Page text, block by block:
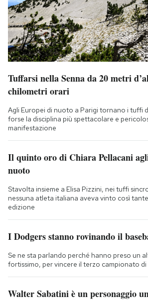
Tuffarsi nella Senna da 20 metri
chilometri orari
Agli Europei di nuoto a Parigi tornano i tuffi
forse la disciplina più spettacolare e
manifestazione
Il quinto oro di Chiara Pellacani
nuoto
Stavolta insieme a Elisa Pizzini, nei tuffi
nessuna atleta italiana aveva vinto così
edizione
I Dodgers stanno rovinando il
Se ne sta parlando perché hanno preso un
fortissimo, per vincere il terzo campionato di
Walter Sabatini è un personaggio